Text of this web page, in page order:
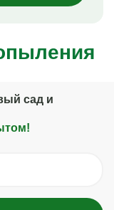
сад и